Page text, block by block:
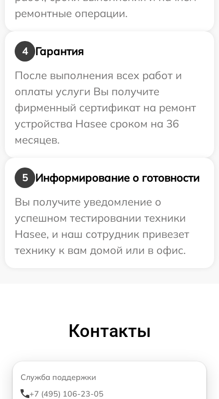
ремонтные операции.
4
Гарантия
После выполнения всех работ и
оплаты услуги Вы получите
фирменный сертификат на ремонт
устройства Hasee сроком на 36
месяцев.
5
Информирование о готовности
Вы получите уведомление о
успешном тестировании техники
Hasee, и наш сотрудник привезет
технику к вам домой или в офис.
Контакты
Служба поддержки
+7 (495) 106-23-05